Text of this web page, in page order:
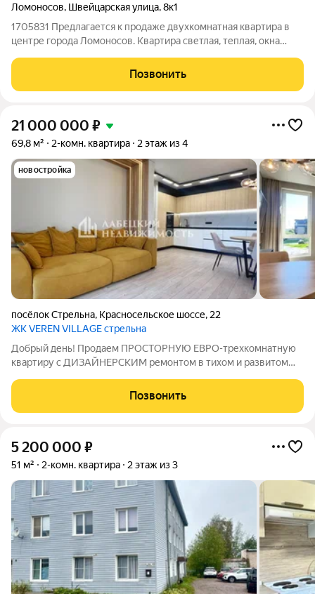
Ломоносов, Швейцарская улица,8к1
1705831 Предлагается к продаже двухкомнатная квартира в
центре города Ломоносов. Квартира светлая, теплая, окна
Раздельный санузел. Сделан косметический ремонт.
Стеклопакеты. В комнатах
Позвонить
21 000 000 ₽
69,8 м² 2-комн. квартира 2 этаж из 4
новостройка
посёлок Стрельна, Красносельское шоссе, 22
ЖК VEREN VILLAGE стрельна
Добрый день! Продаем ПРОСТОРНУЮ ЕВРО-трехкомнатную
квартиру с ДИЗАЙНЕРСКИМ ремонтом в тихом и развитом
действительности. Безопасно и с удовольствием юридически
сопроводим Вашу сделку
Позвонить
5 200 000 ₽
51 м² 2-комн. квартира 2 этаж из 3